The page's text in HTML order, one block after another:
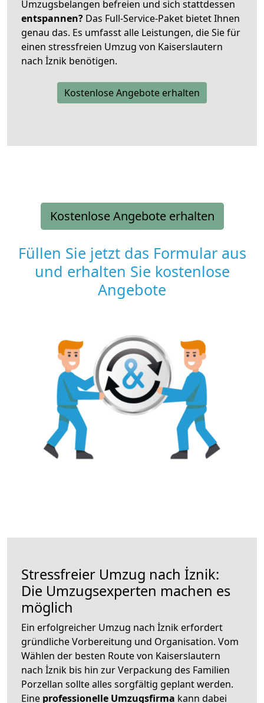
Umzugsbelangen befreien und sich stattdessen
entspannen? Das Full-Service-Paket bietet Ihnen
genau das. Es umfasst alle Leistungen, die Sie für
einen stressfreien Umzug von Kaiserslautern
nach İznik benötigen.
Kostenlose Angebote erhalten
Kostenlose Angebote erhalten
Füllen Sie jetzt das Formular aus
und erhalten Sie kostenlose
Angebote
Stressfreier Umzug nach İznik:
Die Umzugsexperten machen es
möglich
Ein erfolgreicher Umzug nach İznik erfordert
gründliche Vorbereitung und Organisation. Vom
Wählen der besten Route von Kaiserslautern
nach İznik bis hin zur Verpackung des Familien
Porzellan sollte alles sorgfältig geplant werden.
Eine professionelle Umzugsfirma kann dabei